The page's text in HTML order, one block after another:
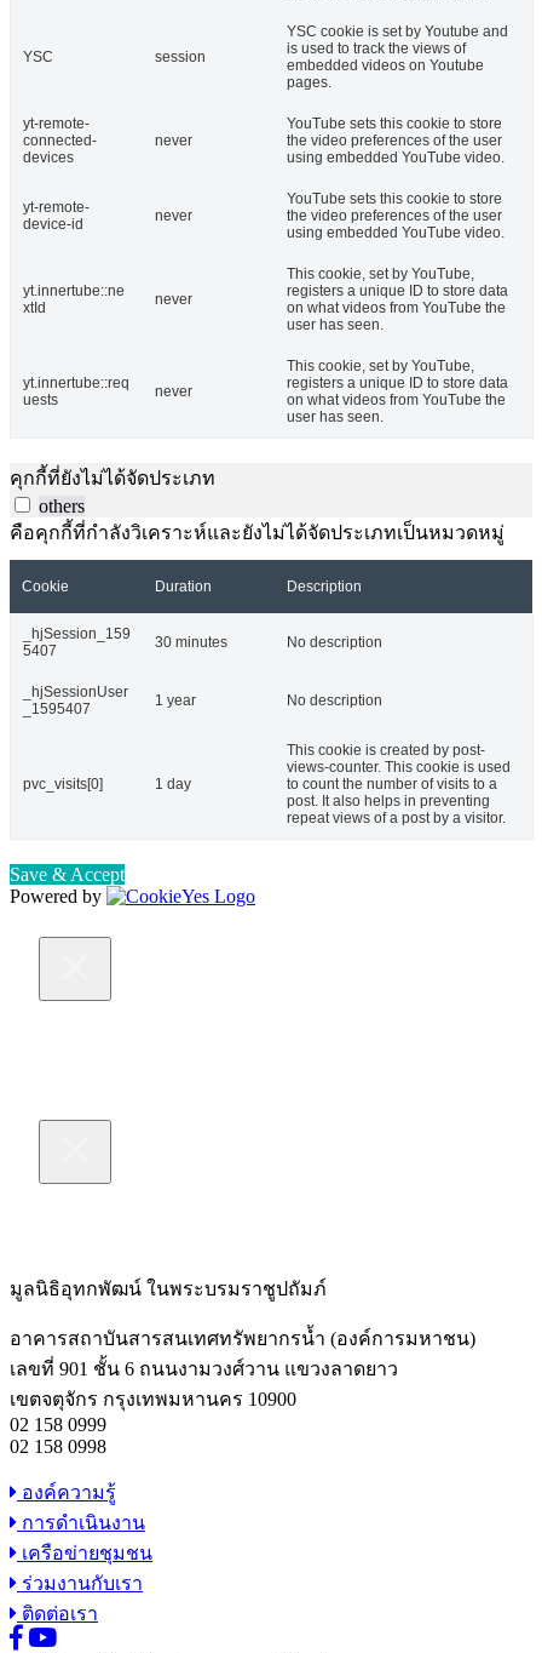
YSC session
YSC cookie is set by Youtube and
is used to track the views of
embedded videos on Youtube
pages.
yt-remote-
connected-
devices
never
YouTube sets this cookie to store
the video preferences of the user
using embedded YouTube video.
yt-remote-
device-id
never
YouTube sets this cookie to store
the video preferences of the user
using embedded YouTube video.
yt.innertube::ne
xtId
never
This cookie, set by YouTube,
registers a unique ID to store data
on what videos from YouTube the
user has seen.
yt.innertube::req
uests
never
This cookie, set by YouTube,
registers a unique ID to store data
on what videos from YouTube the
user has seen.
คุกกี้ที่ยังไม่ได้จัดประเภท
others
คือคุกกี้ที่กำลังวิเคราะห์และยังไม่ได้จัดประเภทเป็นหมวดหมู่
Cookie Duration Description
_hjSession_159
5407
30 minutes No description
_hjSessionUser
_1595407
1 year No description
pvc_visits[0] 1 day
This cookie is created by post-
views-counter. This cookie is used
to count the number of visits to a
post. It also helps in preventing
repeat views of a post by a visitor.
Save & Accept
Powered by
มูลนิธิอุทกพัฒน์ ในพระบรมราชูปถัมภ์
อาคารสถาบันสารสนเทศทรัพยากรน้ำ (องค์การมหาชน)
เลขที่ 901 ชั้น 6 ถนนงามวงศ์วาน แขวงลาดยาว
เขตจตุจักร กรุงเทพมหานคร 10900
02 158 0999
02 158 0998
องค์ความรู้
การดำเนินงาน
เครือข่ายชุมชน
ร่วมงานกับเรา
ติดต่อเรา